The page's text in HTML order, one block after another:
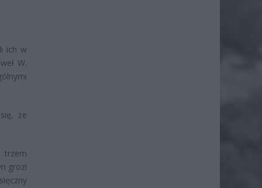
ich w
W.
że
trzem
grozi